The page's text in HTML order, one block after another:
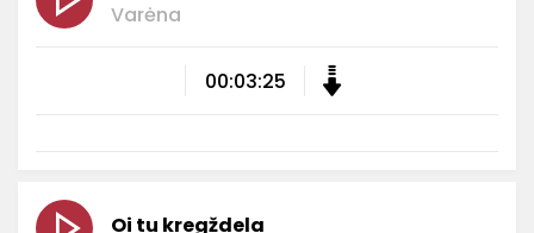
Varėna
00:03:25
Oi tu kregždela